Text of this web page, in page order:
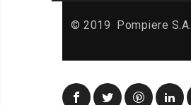
© 2019 Pompiere S.A.